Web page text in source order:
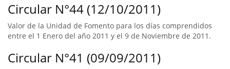
Circular N°44 (12/10/2011)
Valor de la Unidad de Fomento para los días comprendidos
entre el 1 Enero del año 2011 y el 9 de Noviembre de 2011.
Circular N°41 (09/09/2011)